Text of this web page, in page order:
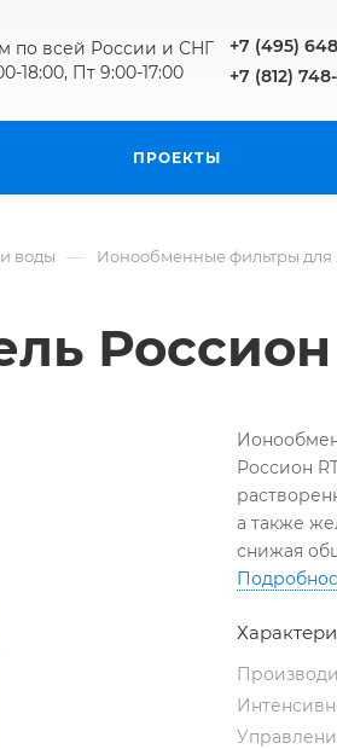
по всей России и СНГ
18:00, Пт 9:00-17:00
+7 (495)
+7 (812)
ПРОЕКТЫ
воды — Ионообменные фильтры для
Россион
Россион
а также
снижая